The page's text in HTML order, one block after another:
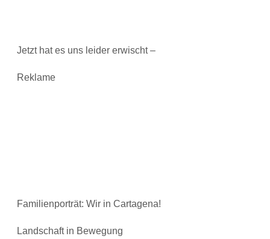
Jetzt hat es uns leider erwischt –
Reklame
Familienporträt: Wir in Cartagena!
Landschaft in Bewegung